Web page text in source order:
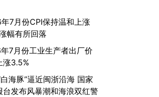
7月份CPI保持温和上涨
幅有所回落
7月份工业生产者出厂价
涨3.5%
海豚”逼近闽浙沿海 国家
台发布风暴潮和海浪双红警